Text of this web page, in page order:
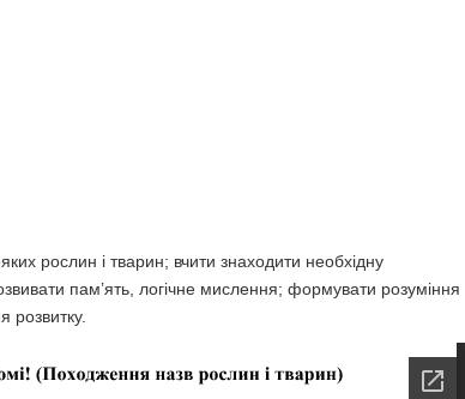
рослин і тварин; вчити знаходити необхідну
пам’ять, логічне мислення; формувати розуміння
розвитку.